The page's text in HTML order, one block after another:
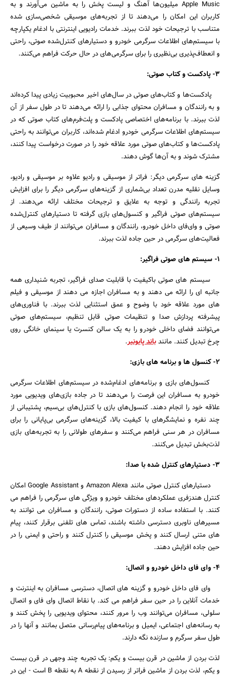
Apple Music میلیون‌ها آهنگ و لیست پخش را به ماشین می‌آورند و به
کاربران این امکان را می‌دهند تا از تجربه‌های موسیقی شخصی‌سازی شده
متناسب با ترجیحات خود لذت ببرند. خدمات رادیویی اینترنتی با ادغام یکپارچه
با سیستم‌های اطلاعات سرگرمی خودرو و دستیارهای کنترل‌شده صوتی، راحتی
و انعطاف‌پذیری بی‌نظیری را برای سرگرمی‌های در حال حرکت فراهم می‌کنند.
3- پادکست و کتاب صوتی:
پادکست‌ها و کتاب‌های صوتی در سال‌های اخیر محبوبیت زیادی پیدا کرده‌اند
و به رانندگان و مسافران محتوای جذابی را ارائه می‌دهند تا در طول سفر از آن
لذت ببرند. با برنامه‌های اختصاصی پادکست و پلت‌فرم‌های کتاب صوتی که در
سیستم‌های اطلاعات سرگرمی خودرو ادغام شده‌اند، کاربران می‌توانند به راحتی
پادکست‌ها و کتاب‌های صوتی مورد علاقه خود را در صورت درخواست پیدا کنند،
مشترک شوند و به آن‌ها گوش دهند.
گزینه های سرگرمی دیگر: فراتر از موسیقی و رادیو علاوه بر موسیقی و رادیو،
وسایل نقلیه مدرن تعداد بی‌شماری از گزینه‌های سرگرمی دیگر را برای افزایش
تجربه رانندگی و توجه به علایق و ترجیحات مختلف ارائه می‌دهند. از
سیستم‌های صوتی فراگیر و کنسول‌های بازی گرفته تا دستیارهای کنترل‌شده
صوتی و وای‌فای داخل خودرو، رانندگان و مسافران می‌توانند از طیف وسیعی از
فعالیت‌های سرگرمی در حین جاده لذت ببرند.
1- سیستم های صوتی فراگیر:
سیستم های صوتی باکیفیت با قابلیت صدای فراگیر، تجربه شنیداری همه
جانبه ای را ارائه می دهند و به مسافران اجازه می دهند از موسیقی و فیلم
های مورد علاقه خود با وضوح و عمق استثنایی لذت ببرند. با فناوری‌های
پیشرفته پردازش صدا و تنظیمات صوتی قابل تنظیم، سیستم‌های صوتی
می‌توانند فضای داخلی خودرو را به یک سالن کنسرت یا سینمای خانگی روی
چرخ تبدیل کنند. مانندباند پایونیر.
2- کنسول ها و برنامه های بازی:
کنسول‌های بازی و برنامه‌های ادغام‌شده در سیستم‌های اطلاعات سرگرمی
خودرو به مسافران این فرصت را می‌دهند تا در جاده بازی‌های ویدیویی مورد
علاقه خود را انجام دهند. کنسول‌های بازی با کنترل‌های بی‌سیم، پشتیبانی از
چند نفره و نمایشگرهای با کیفیت بالا، گزینه‌های سرگرمی بی‌پایانی را برای
مسافران در هر سنی فراهم می‌کنند و سفرهای طولانی را به تجربه‌های بازی
لذت‌بخش تبدیل می‌کنند.
3- دستیارهای کنترل شده با صدا:
دستیارهای کنترل صوتی مانند Amazon Alexa و Google Assistant امکان
کنترل هندزفری عملکردهای مختلف خودرو و ویژگی های سرگرمی را فراهم می
کنند. با استفاده ساده از دستورات صوتی، رانندگان و مسافران می توانند به
مسیرهای ناوبری دسترسی داشته باشند، تماس های تلفنی برقرار کنند، پیام
های متنی ارسال کنند و پخش موسیقی را کنترل کنند و راحتی و ایمنی را در
حین جاده افزایش دهند.
4- وای فای داخل خودرو و اتصال:
وای فای داخل خودرو و گزینه های اتصال، دسترسی مسافران به اینترنت و
خدمات آنلاین را در حین سفر فراهم می کند. با نقاط اتصال وای فای و اتصال
سلولی، مسافران می‌توانند وب را مرور کنند، محتوای ویدیویی را پخش کنند و
به رسانه‌های اجتماعی، ایمیل و برنامه‌های پیام‌رسانی متصل بمانند و آنها را در
طول سفر سرگرم و سازنده نگه دارند.
لذت بردن از ماشین در قرن بیست و یکم: یک تجربه چند وجهی در قرن بیست
و یکم، لذت بردن از ماشین فراتر از رسیدن از نقطه A به نقطه B است - این در